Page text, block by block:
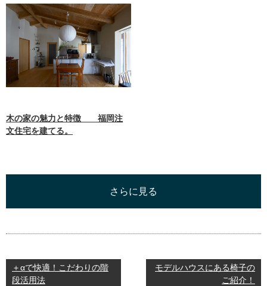
木の家の魅力と特徴 福岡注
文住宅を建てる。
さらに見る
＋αで快適！こだわりの階
段活用法
モデルハウスにある椅子の
ご紹介！